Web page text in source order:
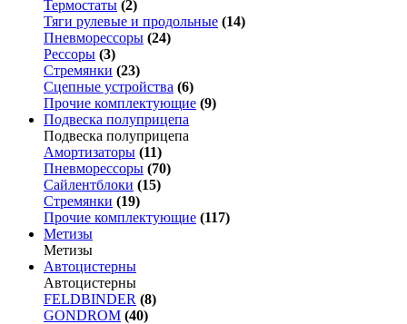
Термостаты (2)
Тяги рулевые и продольные (14)
Пневморессоры (24)
Рессоры (3)
Стремянки (23)
Сцепные устройства (6)
Прочие комплектующие (9)
Подвеска полуприцепа
Подвеска полуприцепа
Амортизаторы (11)
Пневморессоры (70)
Сайлентблоки (15)
Стремянки (19)
Прочие комплектующие (117)
Метизы
Метизы
Автоцистерны
Автоцистерны
FELDBINDER (8)
GONDROM (40)